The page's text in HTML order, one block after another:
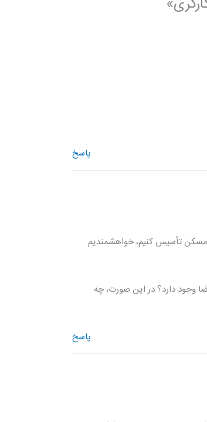
پاسخ
تعاونی مسکن تأسیس کنیم، خواهشمندیم
وجود دارد؟ در این صورت، چه
پاسخ